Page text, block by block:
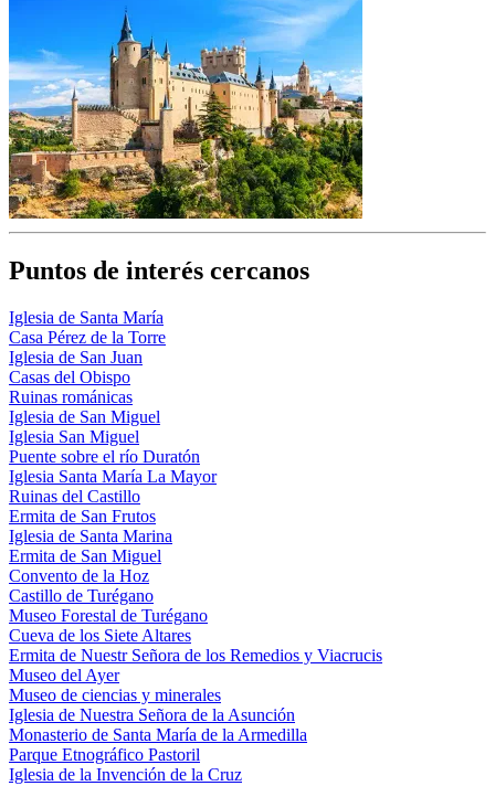
Puntos de interés cercanos
Iglesia de Santa María
Casa Pérez de la Torre
Iglesia de San Juan
Casas del Obispo
Ruinas románicas
Iglesia de San Miguel
Iglesia San Miguel
Puente sobre el río Duratón
Iglesia Santa María La Mayor
Ruinas del Castillo
Ermita de San Frutos
Iglesia de Santa Marina
Ermita de San Miguel
Convento de la Hoz
Castillo de Turégano
Museo Forestal de Turégano
Cueva de los Siete Altares
Ermita de Nuestr Señora de los Remedios y Viacrucis
Museo del Ayer
Museo de ciencias y minerales
Iglesia de Nuestra Señora de la Asunción
Monasterio de Santa María de la Armedilla
Parque Etnográfico Pastoril
Iglesia de la Invención de la Cruz